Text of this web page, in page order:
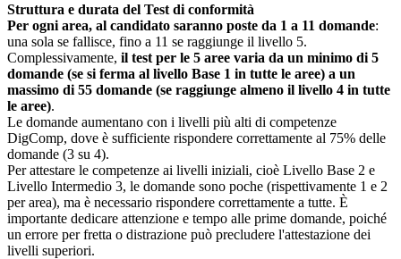
Struttura e durata del Test di conformità
Per ogni area, al candidato saranno poste da 1 a 11 domande:
una sola se fallisce, fino a 11 se raggiunge il livello 5.
Complessivamente, il test per le 5 aree varia da un minimo di 5
domande (se si ferma al livello Base 1 in tutte le aree) a un
massimo di 55 domande (se raggiunge almeno il livello 4 in tutte
le aree).
Le domande aumentano con i livelli più alti di competenze
DigComp, dove è sufficiente rispondere correttamente al 75% delle
domande (3 su 4).
Per attestare le competenze ai livelli iniziali, cioè Livello Base 2 e
Livello Intermedio 3, le domande sono poche (rispettivamente 1 e 2
per area), ma è necessario rispondere correttamente a tutte. È
importante dedicare attenzione e tempo alle prime domande, poiché
un errore per fretta o distrazione può precludere l'attestazione dei
livelli superiori.